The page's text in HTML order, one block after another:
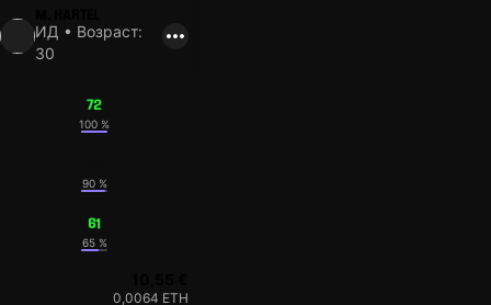
ИД • Возраст:
30
72
100 %
90 %
61
65 %
0,0064 ETH